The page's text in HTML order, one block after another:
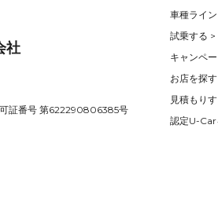
社
証番号 第622290806385号
車種ライ
試乗する >
キャンペ
お店を探
見積もり
認定U-Car